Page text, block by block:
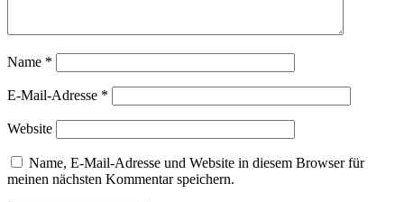
Name *
E-Mail-Adresse *
Website
Name, E-Mail-Adresse und Website in diesem Browser für
meinen nächsten Kommentar speichern.